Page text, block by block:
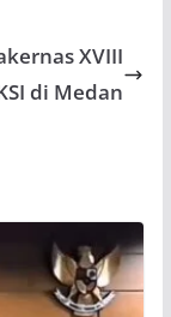
XVIII
di Medan